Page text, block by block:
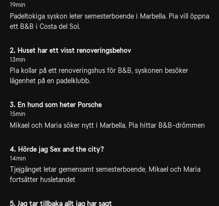
19min
Padeltokiga syskon leter semesterboende i Marbella. Pia vill öppna
ett B&B i Costa del Sol.
2. Huset har ett visst renoveringsbehov
13min
Pia kollar på ett renoveringshus för B&B, syskonen besöker
lägenhet på en padelklubb.
3. En hund som heter Porsche
15min
Mikael och Maria söker nytt i Marbella, Pia hittar B&B-drömmen
4. Hörde jag Sex and the city?
14min
Tjejgänget letar gemensamt semesterboende, Mikael och Maria
fortsätter husletandet
5. Jag tar tillbaka allt jag har sagt